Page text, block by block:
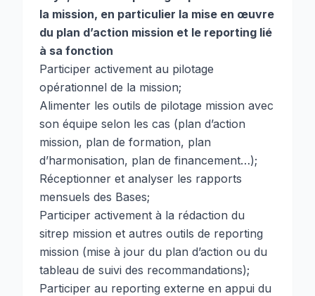
la mission, en particulier la mise en œuvre
du plan d’action mission et le reporting lié
à sa fonction
Participer activement au pilotage
opérationnel de la mission;
Alimenter les outils de pilotage mission avec
son équipe selon les cas (plan d’action
mission, plan de formation, plan
d’harmonisation, plan de financement…);
Réceptionner et analyser les rapports
mensuels des Bases;
Participer activement à la rédaction du
sitrep mission et autres outils de reporting
mission (mise à jour du plan d’action ou du
tableau de suivi des recommandations);
Participer au reporting externe en appui du